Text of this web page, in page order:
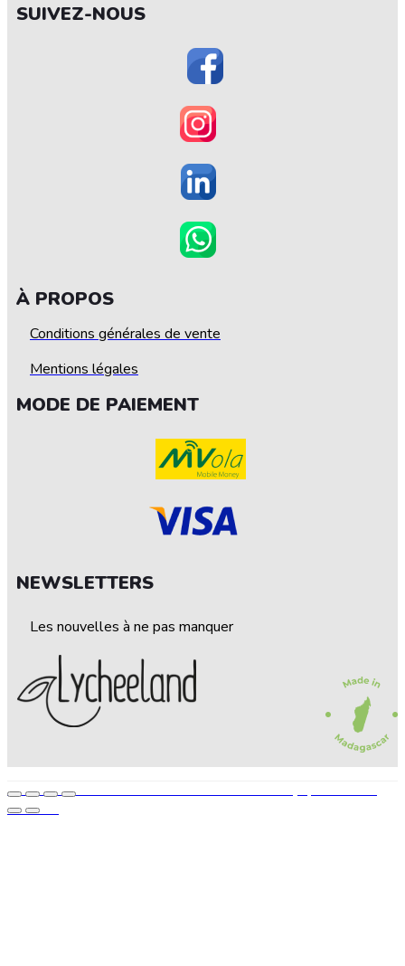
SUIVEZ-NOUS
À PROPOS
Conditions générales de vente
Mentions légales
MODE DE PAIEMENT
NEWSLETTERS
Les nouvelles à ne pas manquer
© 2022 — LEECHELAND. Tous droits réservés • Conçu par STEP UP
AGENCE